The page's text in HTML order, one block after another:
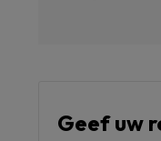
Geef uw